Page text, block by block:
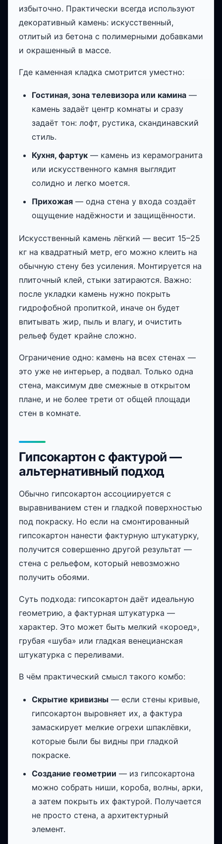
избыточно. Практически всегда используют
декоративный камень: искусственный,
отлитый из бетона с полимерными добавками
и окрашенный в массе.
Где каменная кладка смотрится уместно:
Гостиная, зона телевизора или камина —
камень задаёт центр комнаты и сразу
задаёт тон: лофт, рустика, скандинавский
стиль.
Кухня, фартук — камень из керамогранита
или искусственного камня выглядит
солидно и легко моется.
Прихожая — одна стена у входа создаёт
ощущение надёжности и защищённости.
Искусственный камень лёгкий — весит 15–25
кг на квадратный метр, его можно клеить на
обычную стену без усиления. Монтируется на
плиточный клей, стыки затираются. Важно:
после укладки камень нужно покрыть
гидрофобной пропиткой, иначе он будет
впитывать жир, пыль и влагу, и очистить
рельеф будет крайне сложно.
Ограничение одно: камень на всех стенах —
это уже не интерьер, а подвал. Только одна
стена, максимум две смежные в открытом
плане, и не более трети от общей площади
стен в комнате.
Гипсокартон с фактурой —
альтернативный подход
Обычно гипсокартон ассоциируется с
выравниванием стен и гладкой поверхностью
под покраску. Но если на смонтированный
гипсокартон нанести фактурную штукатурку,
получится совершенно другой результат —
стена с рельефом, который невозможно
получить обоями.
Суть подхода: гипсокартон даёт идеальную
геометрию, а фактурная штукатурка —
характер. Это может быть мелкий «короед»,
грубая «шуба» или гладкая венецианская
штукатурка с переливами.
В чём практический смысл такого комбо:
Скрытие кривизны — если стены кривые,
гипсокартон выровняет их, а фактура
замаскирует мелкие огрехи шпаклёвки,
которые были бы видны при гладкой
покраске.
Создание геометрии — из гипсокартона
можно собрать ниши, короба, волны, арки,
а затем покрыть их фактурой. Получается
не просто стена, а архитектурный
элемент.